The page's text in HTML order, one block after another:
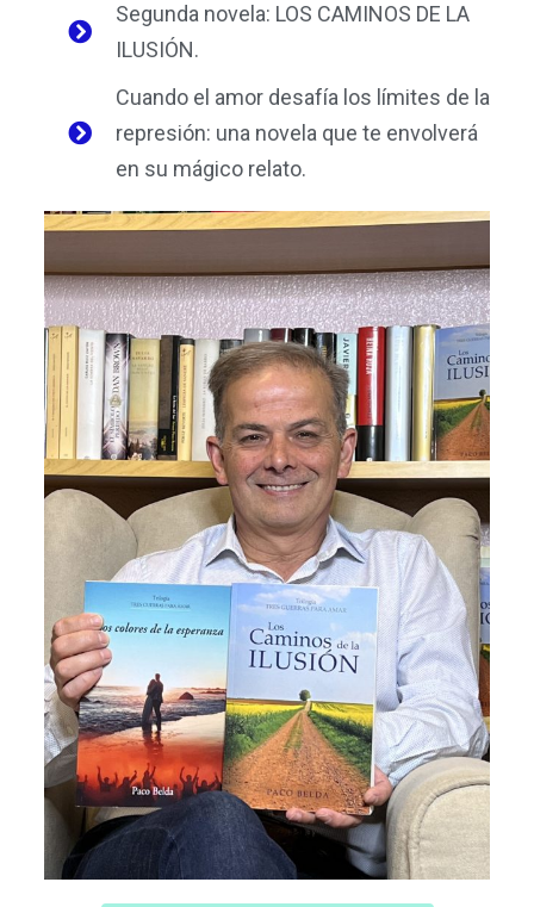
Segunda novela: LOS CAMINOS DE LA
ILUSIÓN.
Cuando el amor desafía los límites de la
represión: una novela que te envolverá
en su mágico relato.